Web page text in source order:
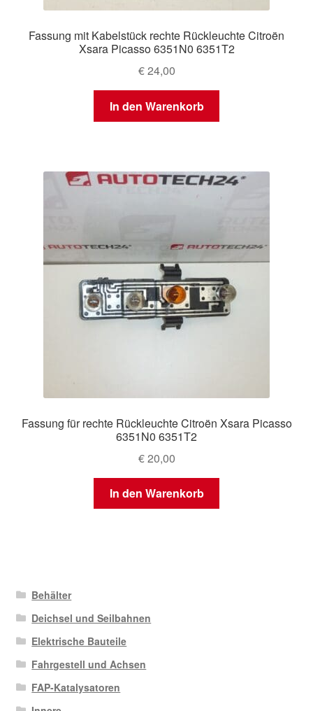
Fassung mit Kabelstück rechte Rückleuchte Citroën
Xsara Picasso 6351N0 6351T2
€24,00
In den Warenkorb
Fassung für rechte Rückleuchte Citroën Xsara Picasso
6351N0 6351T2
€20,00
In den Warenkorb
Behälter
Deichsel und Seilbahnen
Elektrische Bauteile
Fahrgestell und Achsen
FAP-Katalysatoren